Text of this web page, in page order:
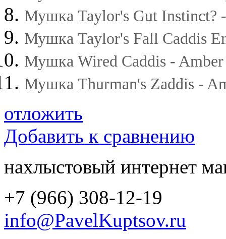
Мушка Taylor's Gut Instinct?
Мушка Taylor's Fall Caddis
Мушка Wired Caddis -
Мушка Thurman's Zaddis -
отложить
Добавить к сравнению
нахлыстовый интернет
+7 (966) 308-12-19
info@PavelKuptsov.ru